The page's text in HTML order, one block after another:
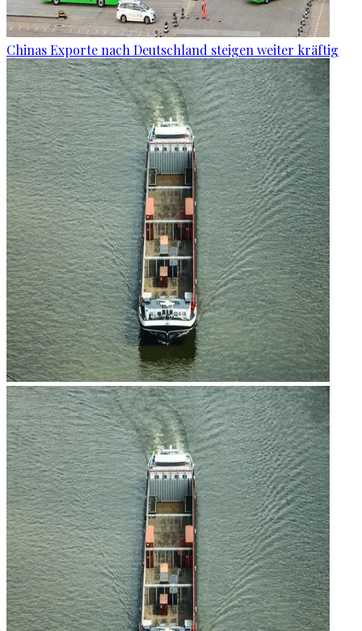
Chinas Exporte nach Deutschland steigen weiter kräftig